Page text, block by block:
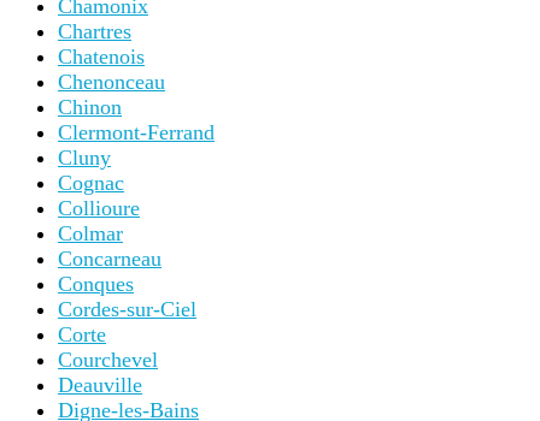
Chamonix
Chartres
Chatenois
Chenonceau
Chinon
Clermont-Ferrand
Cluny
Cognac
Collioure
Colmar
Concarneau
Conques
Cordes-sur-Ciel
Corte
Courchevel
Deauville
Digne-les-Bains